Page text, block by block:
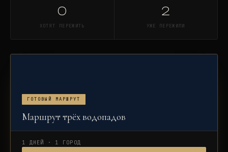
0
ХОТЯТ ПЕРЕЖИТЬ
2
УЖЕ ПЕРЕЖИЛИ
ГОТОВЫЙ МАРШРУТ
Маршрут трёх водопадов
1 ДНЕЙ · 1 ГОРОД